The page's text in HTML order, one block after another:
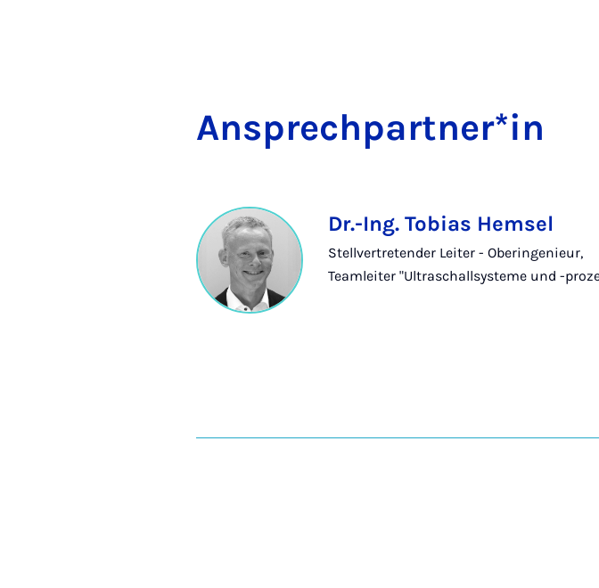
An­sprech­part­ner*in
Dr.-Ing. Tobias Hemsel
Stellvertretender Leiter - Oberingenieur,
Teamleiter "Ultraschallsysteme und -